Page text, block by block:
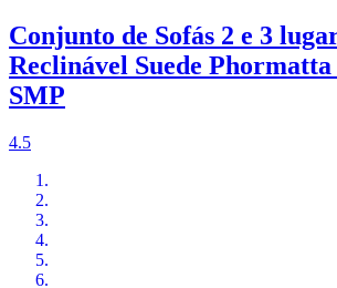
Conjunto de Sofás 2 e 3
Reclinável Suede
SMP
4.5